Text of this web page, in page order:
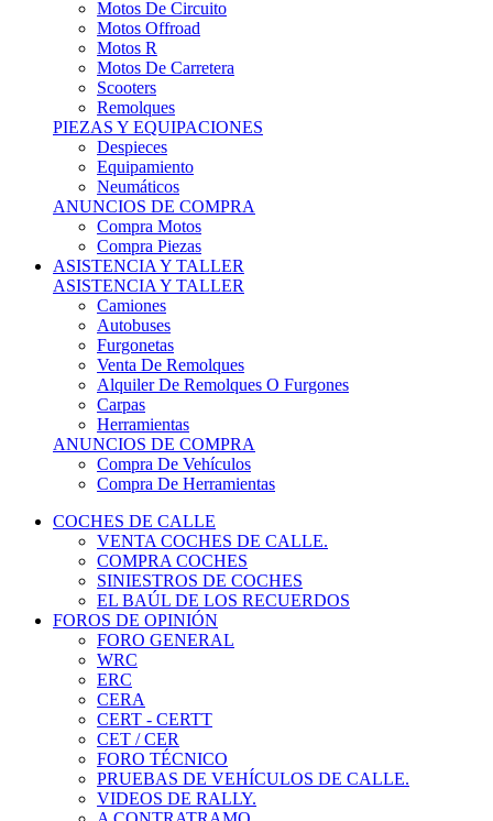
Motos R
Motos De Carretera
Scooters
Remolques
PIEZAS Y EQUIPACIONES
Despieces
Equipamiento
Neumáticos
ANUNCIOS DE COMPRA
Compra Motos
Compra Piezas
ASISTENCIA Y TALLER
ASISTENCIA Y TALLER
Camiones
Autobuses
Furgonetas
Venta De Remolques
Alquiler De Remolques O Furgones
Carpas
Herramientas
ANUNCIOS DE COMPRA
Compra De Vehículos
Compra De Herramientas
COCHES DE CALLE
VENTA COCHES DE CALLE.
COMPRA COCHES
SINIESTROS DE COCHES
EL BAÚL DE LOS RECUERDOS
FOROS DE OPINIÓN
FORO GENERAL
WRC
ERC
CERA
CERT - CERTT
CET / CER
FORO TÉCNICO
PRUEBAS DE VEHÍCULOS DE CALLE.
VIDEOS DE RALLY.
A CONTRATRAMO
TIENDA ONLINE